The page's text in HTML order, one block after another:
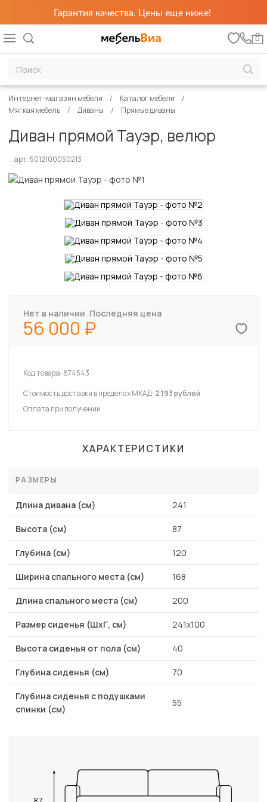
Гарантия качества. Цены еще ниже!
0
Интернет-магазин мебели
Каталог мебели
Мягкая мебель
Диваны Прямые диваны
Диван прямой Тауэр, велюр
арт. 5012100050213
Нет в наличии. Последняя цена
56 000
Код товара: 874543
Стоимость доставки в пределах МКАД: 2 193 рублей
Оплата при получении
ХАРАКТЕРИСТИКИ
РАЗМЕРЫ
Длина дивана (см) 241
Высота (см) 87
Глубина (см) 120
Ширина спального места (см) 168
Длина спального места (см) 200
Размер сиденья (ШхГ, см) 241x100
Высота сиденья от пола (см) 40
Глубина сиденья (см) 70
Глубина сиденья с подушками
спинки (см)
55